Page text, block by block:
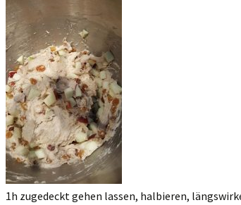
1h zugedeckt gehen lassen, halbieren,